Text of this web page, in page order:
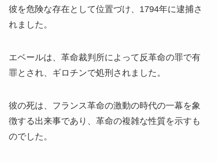
彼を危険な存在として位置づけ、1794年に逮捕さ
れました。
エベールは、革命裁判所によって反革命の罪で有
罪とされ、ギロチンで処刑されました。
彼の死は、フランス革命の激動の時代の一幕を象
徴する出来事であり、革命の複雑な性質を示すも
のでした。